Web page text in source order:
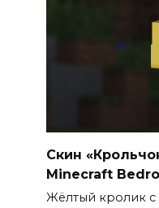
Скин
Minecraft
Жёлтый кролик с